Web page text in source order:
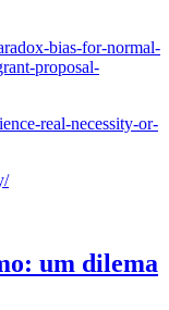
bias-for-normal-
proposal-
real-necessity-or-
um dilema